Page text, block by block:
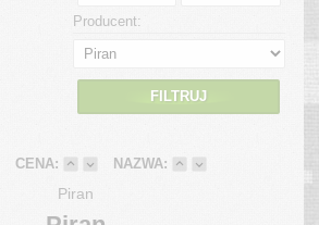
Producent:
FILTRUJ
CENA: NAZWA:
Piran